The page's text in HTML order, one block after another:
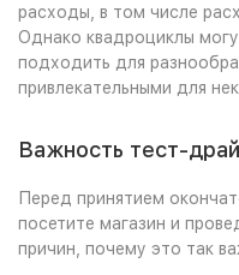
расходы, в том числе
Однако квадроциклы
подходить для
привлекательными для
Важность тест-
Перед принятием
посетите магазин и
причин, почему это так